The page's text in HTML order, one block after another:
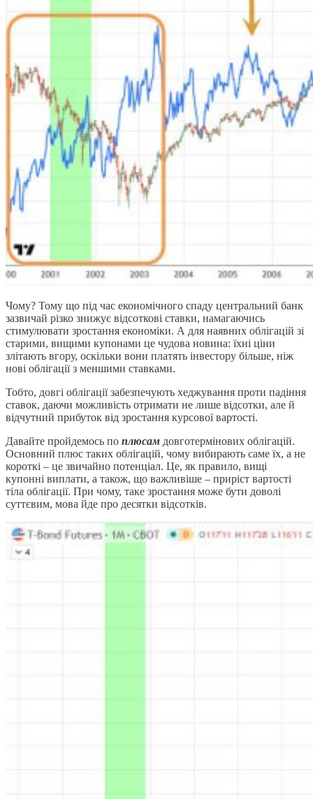
Чому? Тому що під час економічного спаду центральний банк
зазвичай різко знижує відсоткові ставки, намагаючись
стимулювати зростання економіки. А для наявних облігацій зі
старими, вищими купонами це чудова новина: їхні ціни
злітають вгору, оскільки вони платять інвестору більше, ніж
нові облігації з меншими ставками.
Тобто, довгі облігації забезпечують хеджування проти падіння
ставок, даючи можливість отримати не лише відсотки, але й
відчутний прибуток від зростання курсової вартості.
Давайте пройдемось по плюсам довготермінових облігацій.
Основний плюс таких облігацій, чому вибирають саме їх, а не
короткі – це звичайно потенціал. Це, як правило, вищі
купонні виплати, а також, що важливіше – приріст вартості
тіла облігації. При чому, таке зростання може бути доволі
суттєвим, мова йде про десятки відсотків.